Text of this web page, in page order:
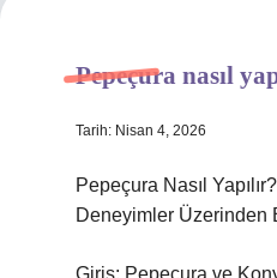
Hakkımızda
Pepeçura nasıl
Tarih: Nisan 4, 2026
Pepeçura Nasıl
Deneyimler Üzerinden
Giriş: Pepeçura ve